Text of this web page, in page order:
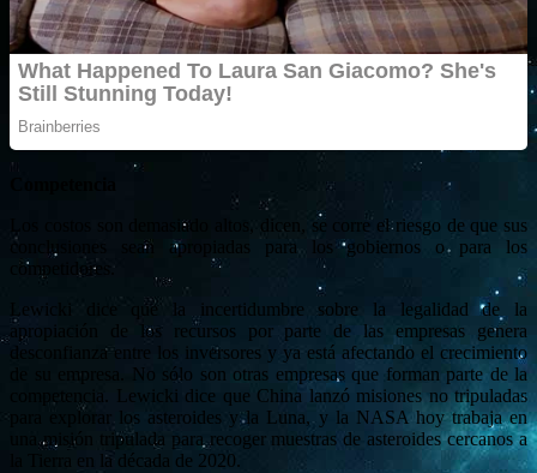
Los costos son demasiado altos, dicen, se corre el riesgo de que sus
conclusiones sean apropiadas para los gobiernos o para los
competidores.
Lewicki dice que la incertidumbre sobre la legalidad de la
apropiación de los recursos por parte de las empresas genera
desconfianza entre los inversores y ya está afectando el crecimiento
de su empresa. No sólo son otras empresas que forman parte de la
competencia. Lewicki dice que China lanzó misiones no tripuladas
para explorar los asteroides y la Luna, y la NASA hoy trabaja en
una misión tripulada para recoger muestras de asteroides cercanos a
la Tierra en la década de 2020.